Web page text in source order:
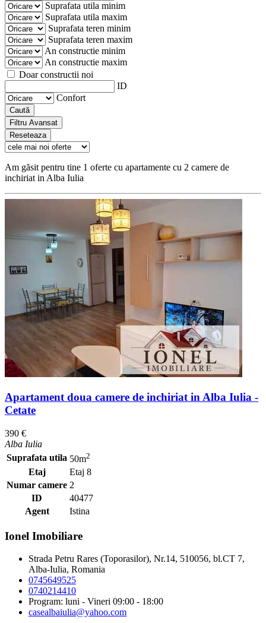
Suprafata utila minim
Suprafata utila maxim
Suprafata teren minim
Suprafata teren maxim
An constructie minim
An constructie maxim
Doar constructii noi
ID
Confort
Caută
Filtru Avansat
Reseteaza
Am găsit pentru tine 1 oferte cu apartamente cu 2 camere de
inchiriat in Alba Iulia
Apartament doua camere de inchiriat in Alba Iulia -
Cetate
390 €
Alba Iulia
Suprafata utila 50m2
Etaj
Etaj 8
Numar camere 2
ID
40477
Agent
Istina
Ionel Imobiliare
Strada Petru Rares (Toporasilor), Nr.14, 510056, bl.CT 7,
Alba-Iulia, Romania
0745649525
0740214410
Program: luni - Vineri 09:00 - 18:00
casealbaiulia@yahoo.com